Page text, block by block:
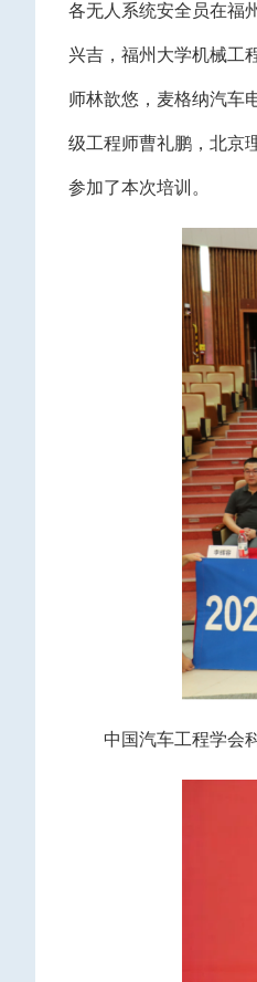
各无人系统安全员在福
兴吉，福州大学机械工
师林歆悠，麦格纳汽车
级工程师曹礼鹏，北京
参加了本次培训。
中国汽车工程学会